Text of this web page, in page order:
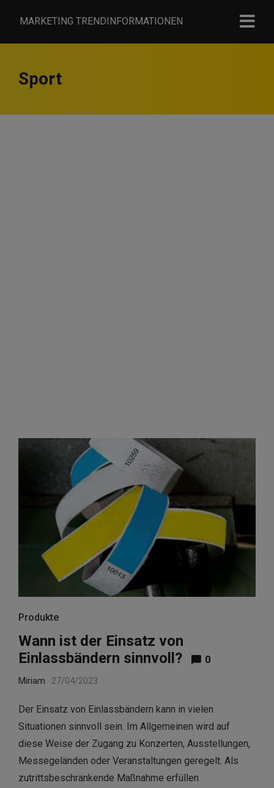
MARKETING TRENDINFORMATIONEN
Sport
Produkte
Wann ist der Einsatz von
Einlassbändern sinnvoll?
0
Miriam 27/04/2023
Der Einsatz von Einlassbändern kann in vielen
Situationen sinnvoll sein. Im Allgemeinen wird auf
diese Weise der Zugang zu Konzerten, Ausstellungen,
Messegeländen oder Veranstaltungen geregelt. Als
zutrittsbeschränkende Maßnahme erfüllen